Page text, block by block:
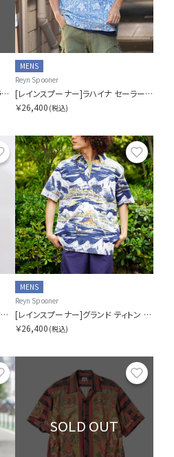
[パタゴニア]メンズ・リバー・ランブラー・ハイブリッド・サン・フーディ
MENS
Reyn Spooner
[レインスプーナー]ラハイナ セーラー プルオーバー アロハシャツ
￥26,400 (税込)
お気に入り
[レインスプーナー]50th ステートフラワー プルオーバー アロハシャツ
お気
MENS
Reyn Spooner
[レインスプーナー]グランド ティトン プルオーバー アロハシャツ
￥26,400 (税込)
お気に入り
SOLD OUT